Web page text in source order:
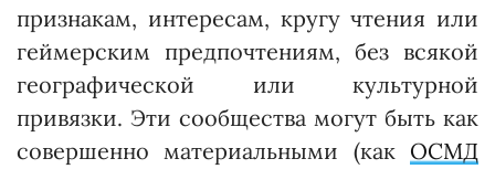
признакам, интересам, кругу чтения или
геймерским предпоч­тениям, без всякой
географической или культурной
привязки. Эти сообщества могут быть как
совершенно материальными (как ОСМД